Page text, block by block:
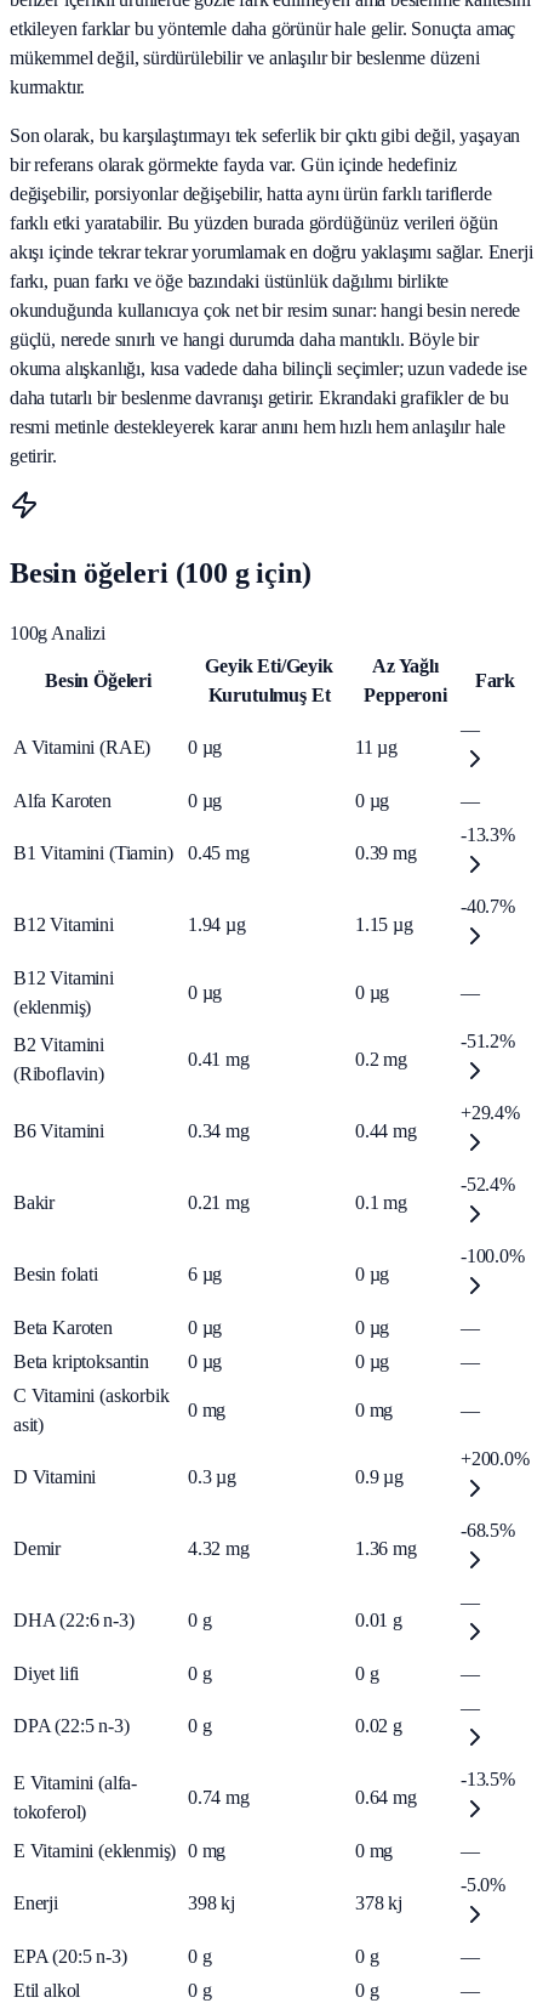
etkileyen farklar bu yöntemle daha görünür hale gelir. Sonuçta amaç
mükemmel değil, sürdürülebilir ve anlaşılır bir beslenme düzeni
kurmaktır.
Son olarak, bu karşılaştırmayı tek seferlik bir çıktı gibi değil, yaşayan
bir referans olarak görmekte fayda var. Gün içinde hedefiniz
değişebilir, porsiyonlar değişebilir, hatta aynı ürün farklı tariflerde
farklı etki yaratabilir. Bu yüzden burada gördüğünüz verileri öğün
akışı içinde tekrar tekrar yorumlamak en doğru yaklaşımı sağlar. Enerji
farkı, puan farkı ve öğe bazındaki üstünlük dağılımı birlikte
okunduğunda kullanıcıya çok net bir resim sunar: hangi besin nerede
güçlü, nerede sınırlı ve hangi durumda daha mantıklı. Böyle bir
okuma alışkanlığı, kısa vadede daha bilinçli seçimler; uzun vadede ise
daha tutarlı bir beslenme davranışı getirir. Ekrandaki grafikler de bu
resmi metinle destekleyerek karar anını hem hızlı hem anlaşılır hale
getirir.
Besin öğeleri (100 g için)
100g Analizi
Besin Öğeleri
Geyik Eti/Geyik
Kurutulmuş Et
Az Yağlı
Pepperoni
Fark
A Vitamini (RAE) 0 µg 11 µg
—
Alfa Karoten 0 µg 0 µg —
B1 Vitamini (Tiamin) 0.45 mg 0.39 mg
-13.3%
B12 Vitamini 1.94 µg 1.15 µg
-40.7%
B12 Vitamini
(eklenmiş)
0 µg 0 µg —
B2 Vitamini
(Riboflavin)
0.41 mg 0.2 mg
-51.2%
B6 Vitamini 0.34 mg 0.44 mg
+29.4%
Bakir 0.21 mg 0.1 mg
-52.4%
Besin folati 6 µg 0 µg
-100.0%
Beta Karoten 0 µg 0 µg
—
Beta kriptoksantin
0 µg 0 µg
—
C Vitamini (askorbik
asit)
0 mg 0 mg —
D Vitamini 0.3 µg 0.9 µg
+200.0%
Demir 4.32 mg 1.36 mg
-68.5%
DHA (22:6 n-3) 0 g 0.01 g
—
Diyet lifi 0 g 0 g —
DPA (22:5 n-3) 0 g 0.02 g
—
E Vitamini (alfa-
tokoferol)
0.74 mg 0.64 mg
-13.5%
E Vitamini (eklenmiş) 0 mg 0 mg —
Enerji 398 kj 378 kj
-5.0%
EPA (20:5 n-3) 0 g 0 g
—
Etil alkol
0 g 0 g —